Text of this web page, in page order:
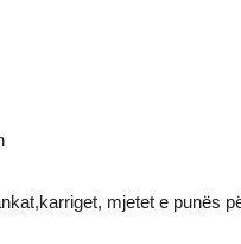
mjetet e punës